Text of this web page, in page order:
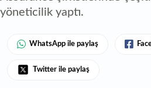
yöneticilik yaptı.
WhatsApp ile paylaş
Twitter ile paylaş